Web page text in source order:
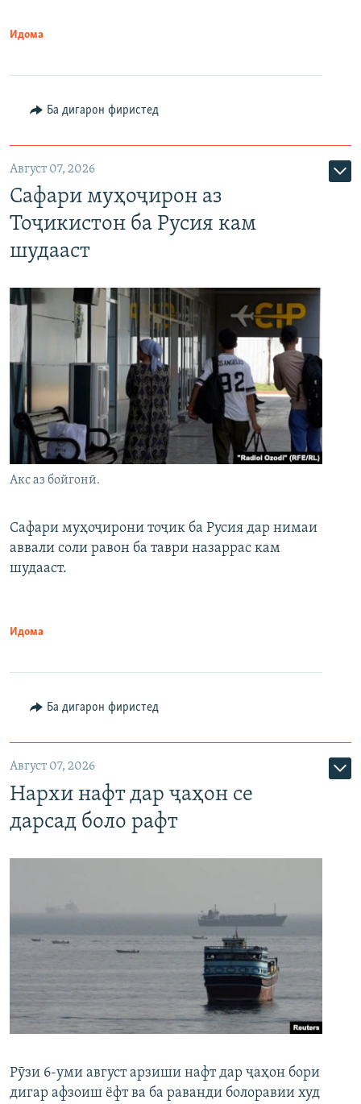
Идома
Ба дигарон фиристед
Август 07, 2026
Сафари муҳоҷирон аз
Тоҷикистон ба Русия кам
шудааст
Акс аз бойгонӣ.
Сафари муҳоҷирони тоҷик ба Русия дар нимаи
аввали соли равон ба таври назаррас кам
шудааст.
Идома
Ба дигарон фиристед
Август 07, 2026
Нархи нафт дар ҷаҳон се
дарсад боло рафт
Рӯзи 6-уми август арзиши нафт дар ҷаҳон бори
дигар афзоиш ёфт ва ба раванди болоравии худ